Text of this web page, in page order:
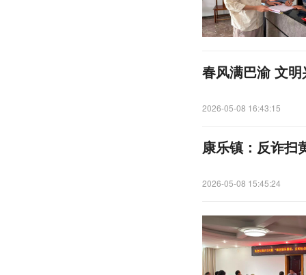
春风满巴渝 文
2026-05-08 16:43:15
康乐镇：反诈扫
2026-05-08 15:45:24